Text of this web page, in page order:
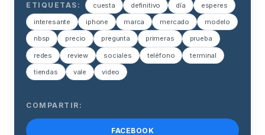
ETIQUETAS: cuesta definitivo día esperes
interesante iphone marca mercado modelo
nbsp precio pregunta primeras prueba
redes review sociales teléfono terminal
tiendas vale video
COMPARTIR:
FACEBOOK